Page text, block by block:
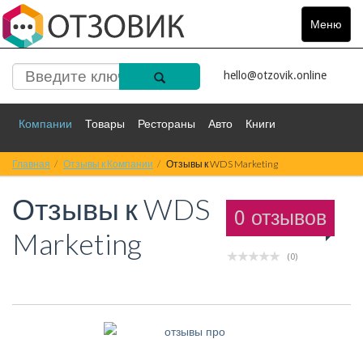
Меню
Toggle
hello@otzovik.online
Компании Товары Рестораны Авто Книги
Спорт Фильмы Деньги Путешествия
Красота Здоровье Остальное
Главная Отзывы к Компании Отзывы к WDS Marketing
0 отзывов
(0)
Отзывы кWDS
Marketing